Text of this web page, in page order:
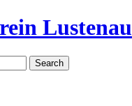
Lustenau